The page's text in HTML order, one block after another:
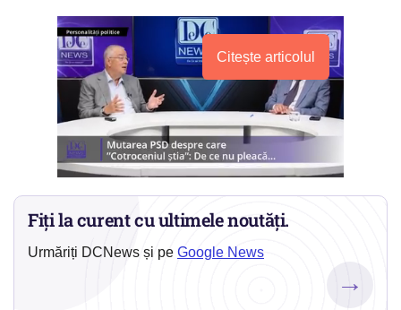
Citește articolul
Fiți la curent cu ultimele noutăți.
Urmăriți DCNews și pe Google News
→